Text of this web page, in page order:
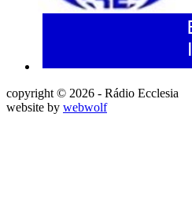
copyright © 2026 - Rádio Ecclesia
website by webwolf